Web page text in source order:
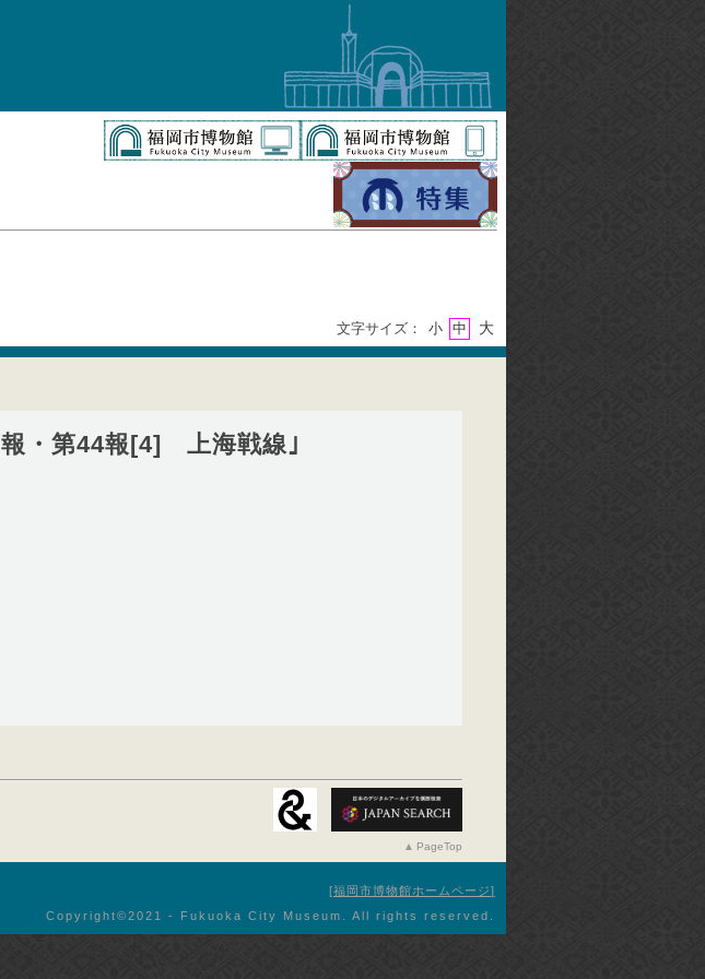
文字サイズ： 小 中 大
報・第44報[4] 上海戦線｣
PageTop
福岡市博物館ホームページ
Copyright©︎2021 - Fukuoka City Museum. All rights reserved.